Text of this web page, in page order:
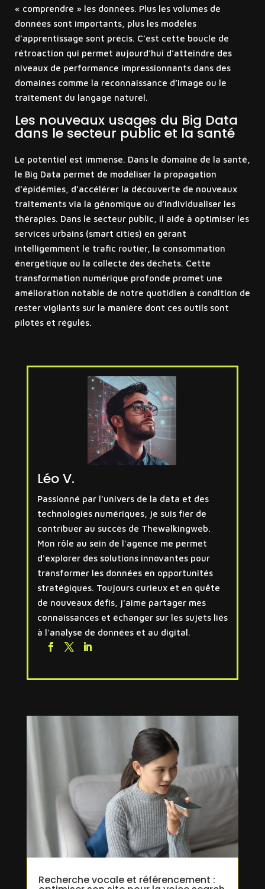
« comprendre » les données. Plus les volumes de
données sont importants, plus les modèles
d’apprentissage sont précis. C’est cette boucle de
rétroaction qui permet aujourd’hui d’atteindre des
niveaux de performance impressionnants dans des
domaines comme la reconnaissance d’image ou le
traitement du langage naturel.
Les nouveaux usages du Big Data
dans le secteur public et la santé
Le potentiel est immense. Dans le domaine de la santé,
le Big Data permet de modéliser la propagation
d’épidémies, d’accélérer la découverte de nouveaux
traitements via la génomique ou d’individualiser les
thérapies. Dans le secteur public, il aide à optimiser les
services urbains (smart cities) en gérant
intelligemment le trafic routier, la consommation
énergétique ou la collecte des déchets. Cette
transformation numérique profonde promet une
amélioration notable de notre quotidien à condition de
rester vigilants sur la manière dont ces outils sont
pilotés et régulés.
Léo V.
Passionné par l'univers de la data et des
technologies numériques, je suis fier de
contribuer au succès de Thewalkingweb.
Mon rôle au sein de l'agence me permet
d'explorer des solutions innovantes pour
transformer les données en opportunités
stratégiques. Toujours curieux et en quête
de nouveaux défis, j'aime partager mes
connaissances et échanger sur les sujets liés
à l'analyse de données et au digital.
Recherche vocale et référencement :